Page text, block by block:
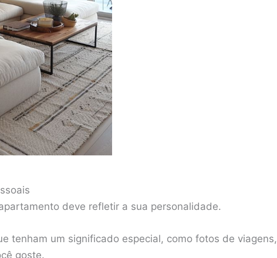
deve refletir a sua personalidade.
tenham um significado especial, como fotos de
goste.